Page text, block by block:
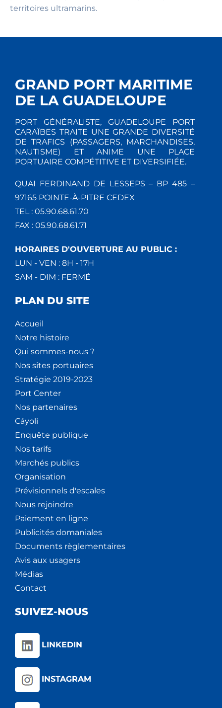
territoires ultramarins.
GRAND PORT MARITIME
DE LA GUADELOUPE
PORT GÉNÉRALISTE, GUADELOUPE PORT
CARAÏBES TRAITE UNE GRANDE DIVERSITÉ
DE TRAFICS (PASSAGERS, MARCHANDISES,
NAUTISME) ET ANIME UNE PLACE
PORTUAIRE COMPÉTITIVE ET DIVERSIFIÉE.
QUAI FERDINAND DE LESSEPS – BP 485 –
97165 POINTE-À-PITRE CEDEX
TEL : 05.90.68.61.70
FAX : 05.90.68.61.71
HORAIRES D'OUVERTURE AU PUBLIC :
LUN - VEN : 8H - 17H
SAM - DIM : FERMÉ
PLAN DU SITE
Accueil
Notre histoire
Qui sommes-nous ?
Nos sites portuaires
Stratégie 2019-2023
Port Center
Nos partenaires
Cáyoli
Enquête publique
Nos tarifs
Marchés publics
Organisation
Prévisionnels d'escales
Nous rejoindre
Paiement en ligne
Publicités domaniales
Documents règlementaires
Avis aux usagers
Médias
Contact
SUIVEZ-NOUS
LINKEDIN
INSTAGRAM